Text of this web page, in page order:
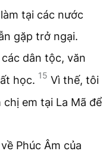
tại các nước
gặp trở ngại.
dân tộc, văn
học. 15 Vì thế, tôi
em tại La Mã để
Phúc Âm của